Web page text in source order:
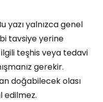
yazı yalnızca genel
tavsiye yerine
ilgili teşhis veya tedavi
gerekir.
doğabilecek olası
edilmez.